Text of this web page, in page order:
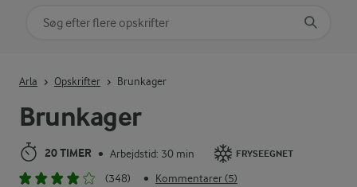
Brunkager
20 TIMER • Arbejdstid: 30 min FRYSEEGNET
(348) • Kommentarer (5)
Arla Opskrifter Brunkager
Søg på kategori